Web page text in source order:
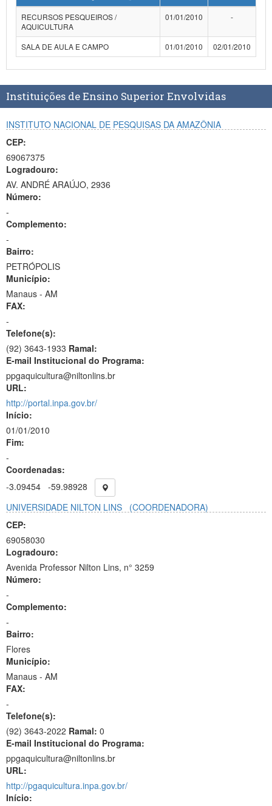
RECURSOS PESQUEIROS /
AQUICULTURA
01/01/2010 -
SALA DE AULA E CAMPO 01/01/2010 02/01/2010
Instituições de Ensino Superior Envolvidas
INSTITUTO NACIONAL DE PESQUISAS DA AMAZÔNIA
CEP:
69067375
Logradouro:
AV. ANDRÉ ARAÚJO, 2936
Número:
-
Complemento:
-
Bairro:
PETRÓPOLIS
Município:
Manaus - AM
FAX:
-
Telefone(s):
(92) 3643-1933 Ramal:
E-mail Institucional do Programa:
ppgaquicultura@niltonlins.br
URL:
http://portal.inpa.gov.br/
Início:
01/01/2010
Fim:
-
Coordenadas:
-3.09454 -59.98928
UNIVERSIDADE NILTON LINS
(COORDENADORA)
CEP:
69058030
Logradouro:
Avenida Professor Nilton Lins, n° 3259
Número:
-
Complemento:
-
Bairro:
Flores
Município:
Manaus - AM
FAX:
-
Telefone(s):
(92) 3643-2022 Ramal: 0
E-mail Institucional do Programa:
ppgaquicultura@niltonlins.br
URL:
http://pgaquicultura.inpa.gov.br/
Início: